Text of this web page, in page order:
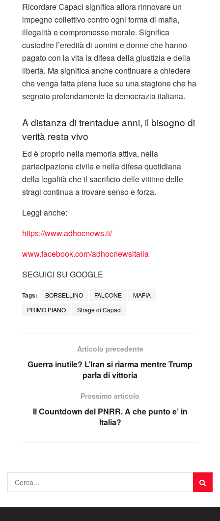
Ricordare Capaci significa allora rinnovare un
impegno collettivo contro ogni forma di mafia,
illegalità e compromesso morale. Significa
custodire l’eredità di uomini e donne che hanno
pagato con la vita la difesa della giustizia e della
libertà. Ma significa anche continuare a chiedere
che venga fatta piena luce su una stagione che ha
segnato profondamente la democrazia italiana.
A distanza di trentadue anni, il bisogno di
verità resta vivo
Ed è proprio nella memoria attiva, nella
partecipazione civile e nella difesa quotidiana
della legalità che il sacrificio delle vittime delle
stragi continua a trovare senso e forza.
Leggi anche:
https://www.adhocnews.it/
www.facebook.com/adhocnewsitalia
SEGUICI SU GOOGLE
Tags: BORSELLINO FALCONE
MAFIA
PRIMO PIANO
Strage di Capaci
Articolo precedente
Guerra inutile? L’Iran si riarma mentre Trump
parla di vittoria
Prossimo articolo
Il Countdown del PNRR. A che punto e’ in
Italia?